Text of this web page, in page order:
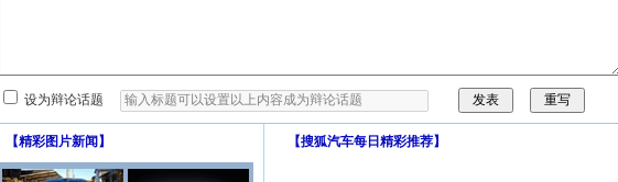
设为辩论话题
【精彩图片新闻 】 【搜狐汽车每日精彩推荐】